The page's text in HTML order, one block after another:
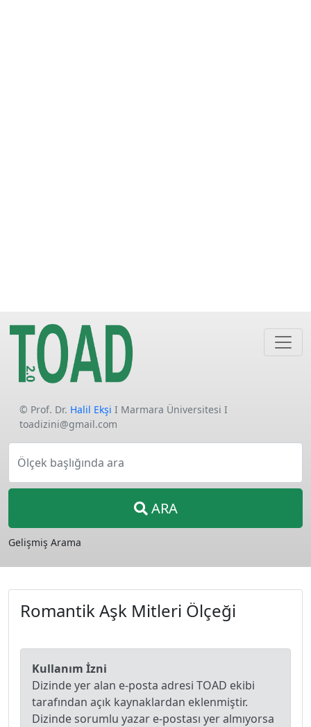
© Prof. Dr. Halil Ekşi I Marmara Üniversitesi I
toadizini@gmail.com
Ölçek başlığında ara
ARA
Gelişmiş Arama
Romantik Aşk Mitleri Ölçeği
Kullanım İzni
Dizinde yer alan e-posta adresi TOAD ekibi
tarafından açık kaynaklardan eklenmiştir.
Dizinde sorumlu yazar e-postası yer almıyorsa